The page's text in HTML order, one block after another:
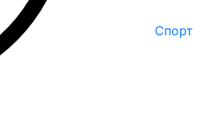
Спорт